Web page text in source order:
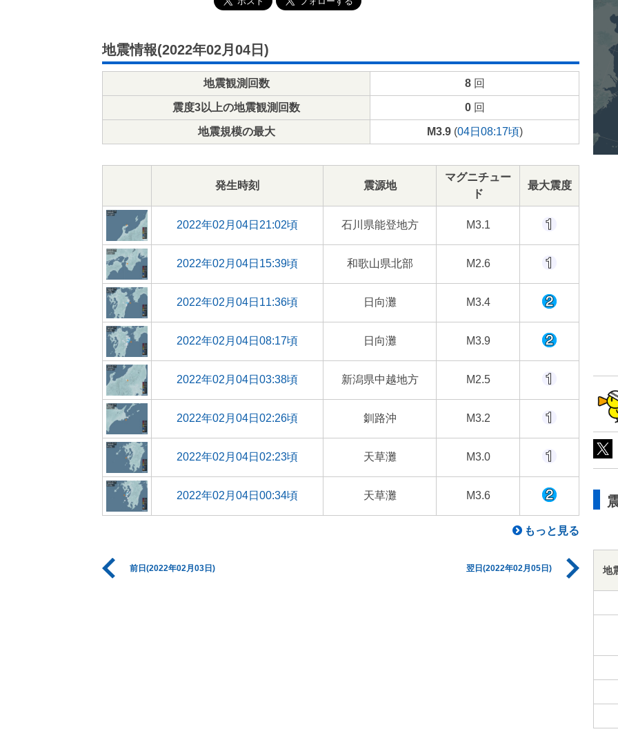
地震情報(2022年02月04日)
地震観測回数 8回
震度3以上の地震観測回数 0回
地震規模の最大 M3.9(04日08:17頃)
発生時刻 震源地
マグニチュー
ド
最大震度
2022年02月04日21:02頃 石川県能登地方 M3.1
2022年02月04日15:39頃 和歌山県北部 M2.6
2022年02月04日11:36頃 日向灘 M3.4
2022年02月04日08:17頃 日向灘 M3.9
2022年02月04日03:38頃 新潟県中越地方 M2.5
2022年02月04日02:26頃 釧路沖 M3.2
2022年02月04日02:23頃 天草灘 M3.0
2022年02月04日00:34頃 天草灘 M3.6
もっと見る
前日(2022年02月03日) 翌日(2022年02月05日) 地